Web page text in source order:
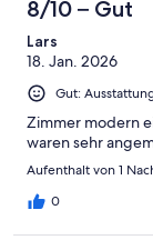
8/10 – Gut
Lars
18. Jan. 2026
Gut:
Zimmer modern
waren sehr
Aufenthalt von 1
0